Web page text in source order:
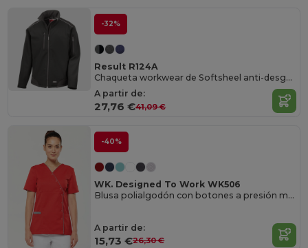
-32%
Result R124A
Chaqueta workwear de Softsheel anti-desgarre
A partir de:
27,76 €41,09 €
-40%
WK. Designed To Work WK506
Blusa polialgodón con botones a presión mujer
A partir de:
15,73 €26,30 €